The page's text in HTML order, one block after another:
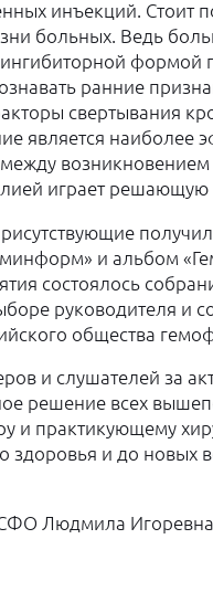
инъекций. Стоит
больных. Ведь
формой
ранние
свертывания
является наиболее
играет решающую
и альбом
состоялось
руководителя и
общества
и слушателей за
решение всех
и практикующему
здоровья и до новых
Людмила